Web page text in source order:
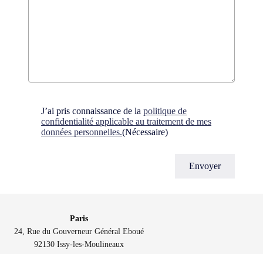
Consent(Nécessaire)
J’ai pris connaissance de la politique de
confidentialité applicable au traitement de mes
données personnelles.(Nécessaire)
Paris
24, Rue du Gouverneur Général Eboué
92130 Issy-les-Moulineaux